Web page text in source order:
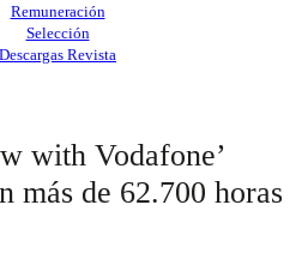
Remuneración
Selección
Descargas Revista
with Vodafone’
más de 62.700 horas